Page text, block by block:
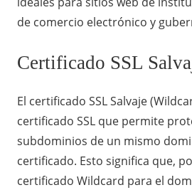
de comercio electrónico y
Certificado SSL
El certificado SSL Salvaje
certificado SSL que permite
subdominios de un mismo
certificado. Esto significa que,
certificado Wildcard para el